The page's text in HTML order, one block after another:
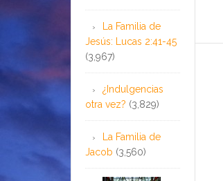
La Familia de
Jesús: Lucas 2:41-45
(3,967)
¿Indulgencias
otra vez? (3,829)
La Familia de
Jacob (3,560)